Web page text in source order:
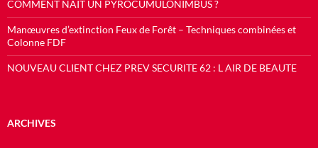
COMMENT NAIT UN PYROCUMULONIMBUS ?
Manœuvres d’extinction Feux de Forêt – Techniques combinées et
Colonne FDF
NOUVEAU CLIENT CHEZ PREV SECURITE 62 : L AIR DE BEAUTE
ARCHIVES